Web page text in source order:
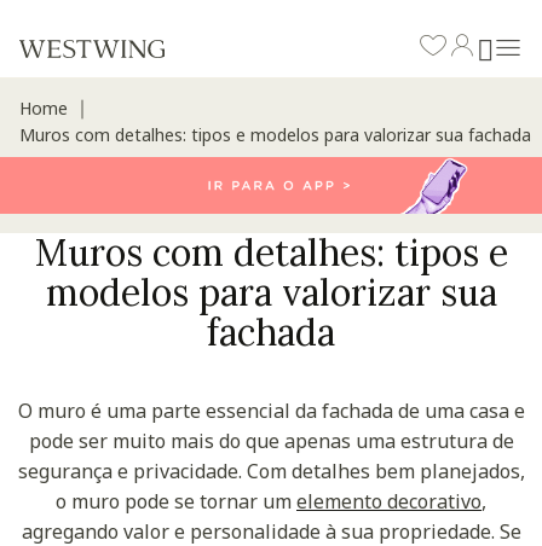
Home
Muros com detalhes: tipos e modelos para valorizar sua fachada
Muros com detalhes: tipos e
modelos para valorizar sua
fachada
O muro é uma parte essencial da fachada de uma casa e
pode ser muito mais do que apenas uma estrutura de
segurança e privacidade. Com detalhes bem planejados,
o muro pode se tornar umelemento decorativo,
agregando valor e personalidade à sua propriedade. Se